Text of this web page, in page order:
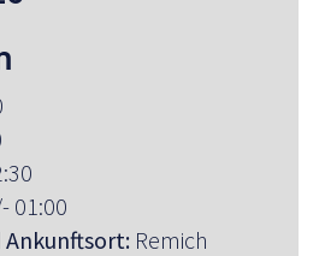
01:00
Remich